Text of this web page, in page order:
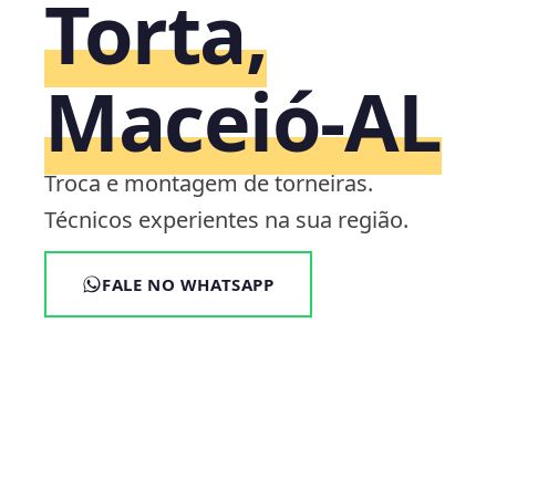
Torta,
Maceió‑AL
Troca e montagem de torneiras.
Técnicos experientes na sua região.
FALE NO WHATSAPP